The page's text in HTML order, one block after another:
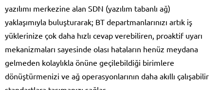
yazılımı merkezine alan SDN (yazılım tabanlı ağ)
yaklaşımıyla buluşturarak; BT departmanlarınızı artık iş
yüklerinize çok daha hızlı cevap verebiliren, proaktif uyarı
mekanizmaları sayesinde olası hataların henüz meydana
gelmeden kolaylıkla önüne geçilebildiği birimlere
dönüştürmenizi ve ağ operasyonlarının daha akıllı çalışabilir